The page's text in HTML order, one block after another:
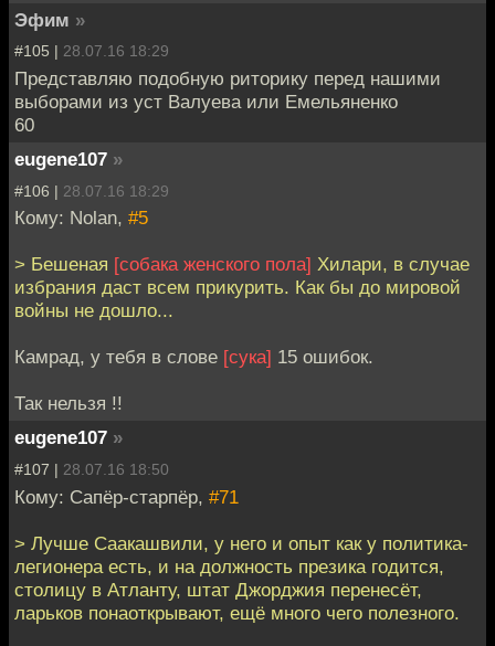
Эфим »
#105 | 28.07.16 18:29
Представляю подобную риторику перед нашими
выборами из уст Валуева или Емельяненко
60
eugene107 »
#106 | 28.07.16 18:29
Кому: Nolan, #5
> Бешеная [собака женского пола] Хилари, в случае
избрания даст всем прикурить. Как бы до мировой
войны не дошло...
Камрад, у тебя в слове [сука] 15 ошибок.
Так нельзя !!
eugene107 »
#107 | 28.07.16 18:50
Кому: Сапёр-старпёр, #71
> Лучше Саакашвили, у него и опыт как у политика-
легионера есть, и на должность презика годится,
столицу в Атланту, штат Джорджия перенесёт,
ларьков понаоткрывают, ещё много чего полезного.